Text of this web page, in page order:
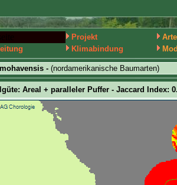
Projekt
Klimabindung
- (nordamerikanische Baumarten)
Areal + paralleler Puffer - Jaccard Index: